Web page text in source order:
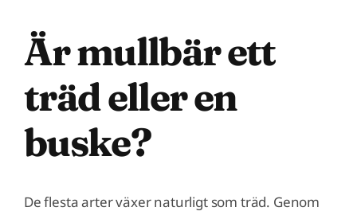
Är mullbär ett
träd eller en
buske?
De flesta arter växer naturligt som träd. Genom